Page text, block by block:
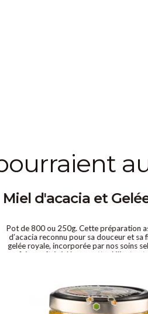
Miel d'acacia et
Pot de 800 ou 250g. Cette préparation
d’acacia reconnu pour sa douceur et sa
gelée royale, incorporée par nos soins
faire maîtrisé. Une recette délicate et